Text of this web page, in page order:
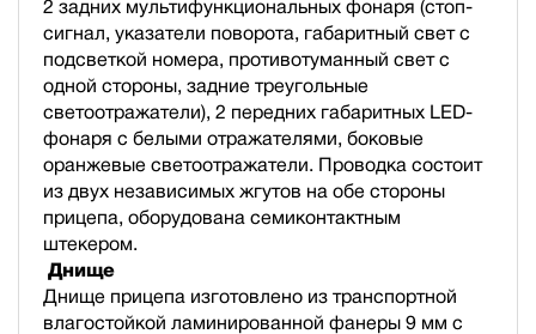
2 задних мультифункциональных фонаря (стоп-
сигнал, указатели поворота, габаритный свет с
подсветкой номера, противотуманный свет с
одной стороны, задние треугольные
светоотражатели), 2 передних габаритных LED-
фонаря с белыми отражателями, боковые
оранжевые светоотражатели. Проводка состоит
из двух независимых жгутов на обе стороны
прицепа, оборудована семиконтактным
штекером.
Днище
Днище прицепа изготовлено из транспортной
влагостойкой ламинированной фанеры 9 мм с